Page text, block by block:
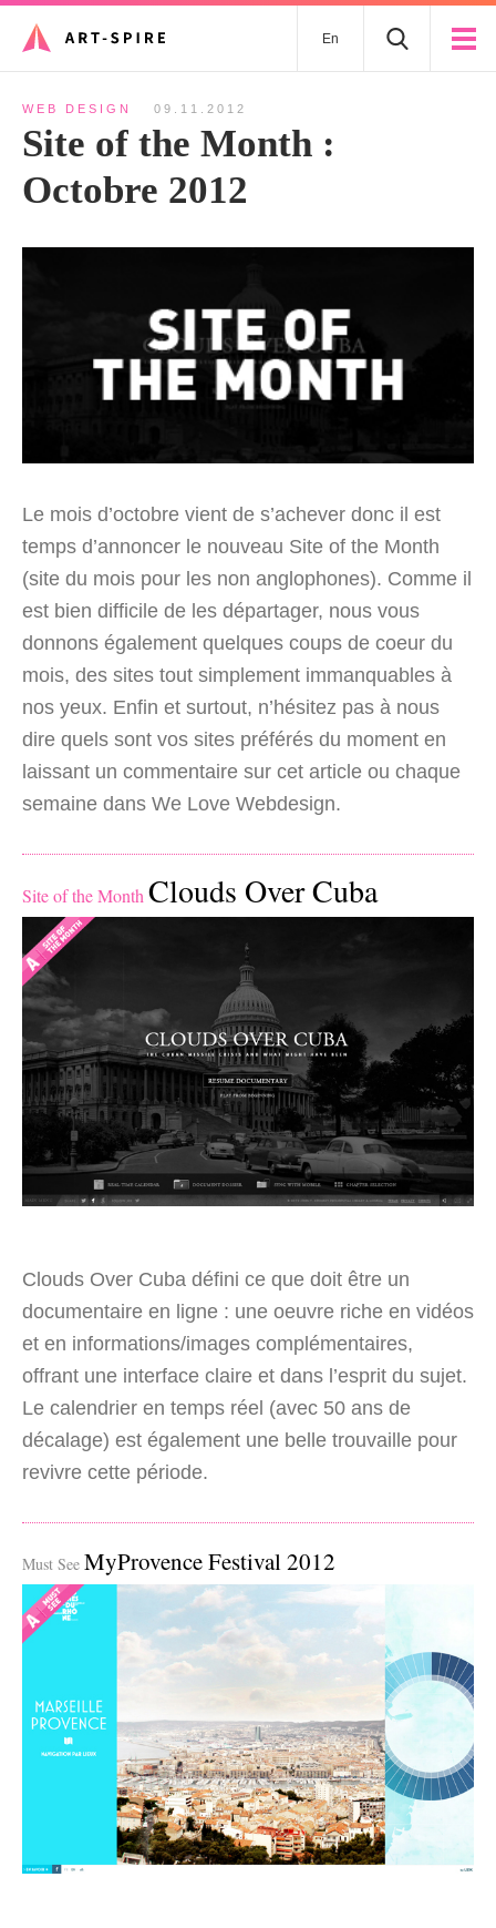
En
WEB DESIGN 09.11.2012
Site of the Month :
Octobre 2012
Le mois d’octobre vient de s’achever donc il est
temps d’annoncer le nouveau Site of the Month
(site du mois pour les non anglophones). Comme il
est bien difficile de les départager, nous vous
donnons également quelques coups de coeur du
mois, des sites tout simplement immanquables à
nos yeux. Enfin et surtout, n’hésitez pas à nous
dire quels sont vos sites préférés du moment en
laissant un commentaire sur cet article ou chaque
semaine dans We Love Webdesign.
Site of the Month Clouds Over Cuba
Clouds Over Cuba défini ce que doit être un
documentaire en ligne : une oeuvre riche en vidéos
et en informations/images complémentaires,
offrant une interface claire et dans l’esprit du sujet.
Le calendrier en temps réel (avec 50 ans de
décalage) est également une belle trouvaille pour
revivre cette période.
Must See MyProvence Festival 2012